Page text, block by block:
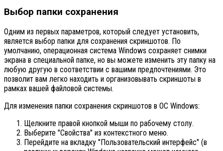
Выбор папки сохранения
Одним из первых параметров, который следует установить,
является выбор папки для сохранения скриншотов. По
умолчанию, операционная система Windows сохраняет снимки
экрана в специальной папке, но вы можете изменить эту папку на
любую другую в соответствии с вашими предпочтениями. Это
позволит вам легко находить и организовывать скриншоты в
рамках вашей файловой системы.
Для изменения папки сохранения скриншотов в ОС Windows:
Щелкните правой кнопкой мыши по рабочему столу.
Выберите "Свойства" из контекстного меню.
Перейдите на вкладку "Пользовательский интерфейс" (в